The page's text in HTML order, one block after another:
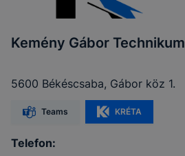
Kemény Gábor Technikum
5600 Békéscsaba, Gábor köz 1.
Teams KRÉTA
Telefon: